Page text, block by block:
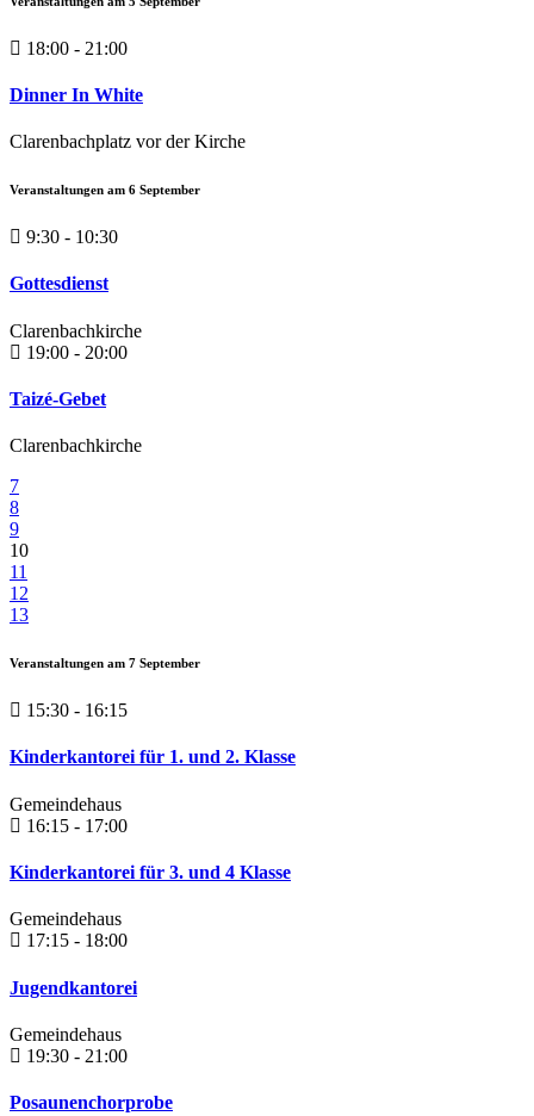
18:00 - 21:00
Dinner In White
Clarenbachplatz vor der Kirche
Veranstaltungen am 6 September
9:30 - 10:30
Gottesdienst
Clarenbachkirche
19:00 - 20:00
Taizé-Gebet
Clarenbachkirche
7
8
9
10
11
12
13
Veranstaltungen am 7 September
15:30 - 16:15
Kinderkantorei für 1. und 2. Klasse
Gemeindehaus
16:15 - 17:00
Kinderkantorei für 3. und 4 Klasse
Gemeindehaus
17:15 - 18:00
Jugendkantorei
Gemeindehaus
19:30 - 21:00
Posaunenchorprobe